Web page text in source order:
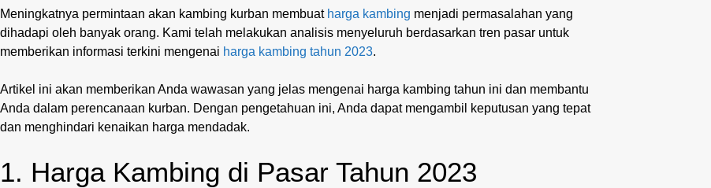
Meningkatnya permintaan akan kambing kurban membuat harga kambing menjadi permasalahan yang
dihadapi oleh banyak orang. Kami telah melakukan analisis menyeluruh berdasarkan tren pasar untuk
memberikan informasi terkini mengenai harga kambing tahun 2023.
Artikel ini akan memberikan Anda wawasan yang jelas mengenai harga kambing tahun ini dan membantu
Anda dalam perencanaan kurban. Dengan pengetahuan ini, Anda dapat mengambil keputusan yang tepat
dan menghindari kenaikan harga mendadak.
1. Harga Kambing di Pasar Tahun 2023